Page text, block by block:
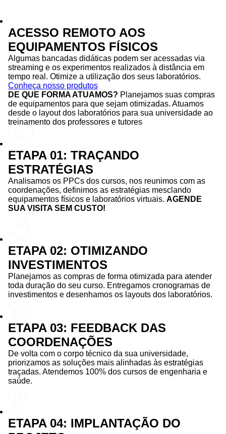
ACESSO REMOTO AOS
EQUIPAMENTOS FÍSICOS
Algumas bancadas didáticas podem ser acessadas via
streaming e os experimentos realizados à distância em
tempo real. Otimize a utilização dos seus laboratórios.
Conheça nosso produtos
DE QUE FORMA ATUAMOS? Planejamos suas compras
de equipamentos para que sejam otimizadas. Atuamos
desde o layout dos laboratórios para sua universidade ao
treinamento dos professores e tutores
ETAPA 01: TRAÇANDO
ESTRATÉGIAS
Analisamos os PPCs dos cursos, nos reunimos com as
coordenações, definimos as estratégias mesclando
equipamentos físicos e laboratórios virtuais. AGENDE
SUA VISITA SEM CUSTO!
ETAPA 02: OTIMIZANDO
INVESTIMENTOS
Planejamos as compras de forma otimizada para atender
toda duração do seu curso. Entregamos cronogramas de
investimentos e desenhamos os layouts dos laboratórios.
ETAPA 03: FEEDBACK DAS
COORDENAÇÕES
De volta com o corpo técnico da sua universidade,
priorizamos as soluções mais alinhadas às estratégias
traçadas. Atendemos 100% dos cursos de engenharia e
saúde.
ETAPA 04: IMPLANTAÇÃO DO